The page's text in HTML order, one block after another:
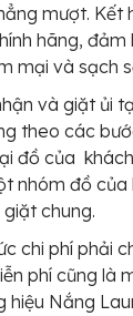
mượt. Kết
hãng,
mại và sạch
và giặt ủi
theo các
đồ của
nhóm đồ của
chung.
chi phí phải
phí cũng là
hiệu Nắng